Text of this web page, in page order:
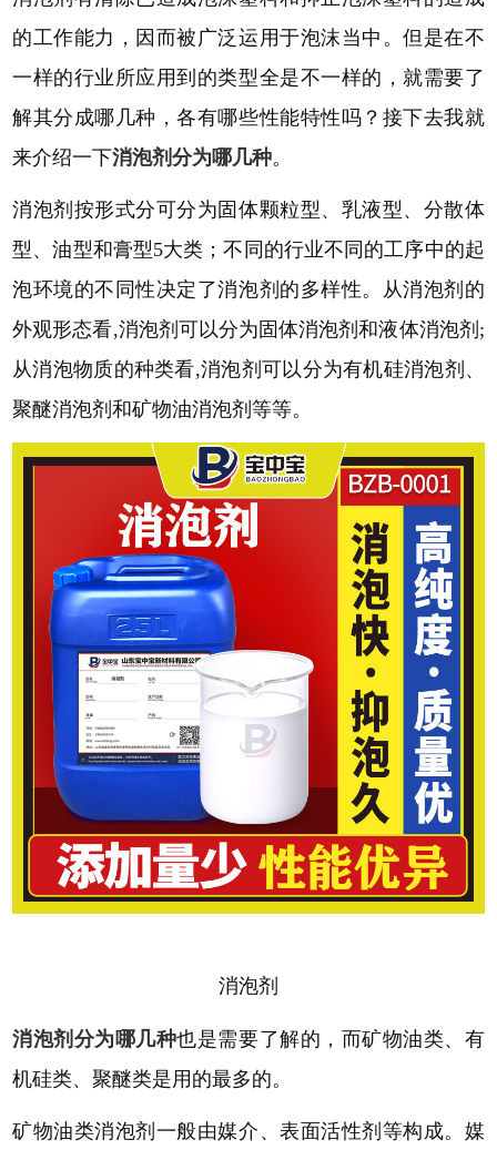
的工作能力，因而被广泛运用于泡沫当中。但是在不
一样的行业所应用到的类型全是不一样的，就需要了
解其分成哪几种，各有哪些性能特性吗？接下去我就
来介绍一下消泡剂分为哪几种。
消泡剂按形式分可分为固体颗粒型、乳液型、分散体
型、油型和膏型5大类；不同的行业不同的工序中的起
泡环境的不同性决定了消泡剂的多样性。从消泡剂的
外观形态看,消泡剂可以分为固体消泡剂和液体消泡剂;
从消泡物质的种类看,消泡剂可以分为有机硅消泡剂、
聚醚消泡剂和矿物油消泡剂等等。
消泡剂
消泡剂分为哪几种也是需要了解的，而矿物油类、有
机硅类、聚醚类是用的最多的。
矿物油类消泡剂一般由媒介、表面活性剂等构成。媒